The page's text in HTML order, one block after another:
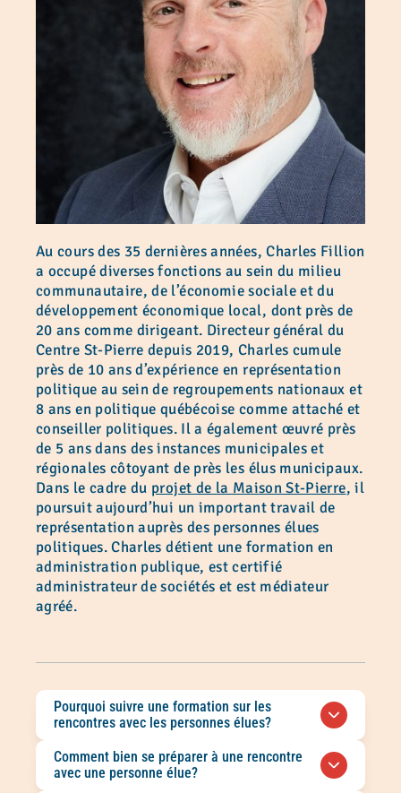
Au cours des 35 dernières années, Charles Fillion
a occupé diverses fonctions au sein du milieu
communautaire, de l’économie sociale et du
développement économique local, dont près de
20 ans comme dirigeant. Directeur général du
Centre St-Pierre depuis 2019, Charles cumule
près de 10 ans d’expérience en représentation
politique au sein de regroupements nationaux et
8 ans en politique québécoise comme attaché et
conseiller politiques. Il a également œuvré près
de 5 ans dans des instances municipales et
régionales côtoyant de près les élus municipaux.
Dans le cadre du projet de la Maison St-Pierre, il
poursuit aujourd’hui un important travail de
représentation auprès des personnes élues
politiques. Charles détient une formation en
administration publique, est certifié
administrateur de sociétés et est médiateur
agréé.
Pourquoi suivre une formation sur les
rencontres avec les personnes élues?
Cette formation permet de mieux
comprendre le rôle des personnes élues, de
Comment bien se préparer à une rencontre
avec une personne élue?